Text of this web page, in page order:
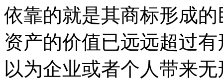
依靠的就是其商标形成
资产的价值已远远超过
以为企业或者个人带来